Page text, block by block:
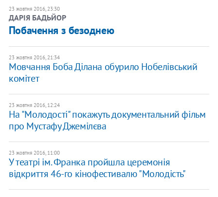
23 жовтня 2016, 23:30
ДАРІЯ БАДЬЙОР
Побачення з безоднею
23 жовтня 2016, 21:34
Мовчання Боба Ділана обурило Нобелівський
комітет
23 жовтня 2016, 12:24
На "Молодості" покажуть документальний фільм
про Мустафу Джемілєва
23 жовтня 2016, 11:00
У театрі ім. Франка пройшла церемонія
відкриття 46-го кінофестивалю "Молодість"